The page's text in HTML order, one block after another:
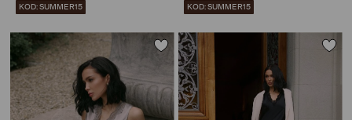
KOD: SUMMER15 KOD: SUMMER15